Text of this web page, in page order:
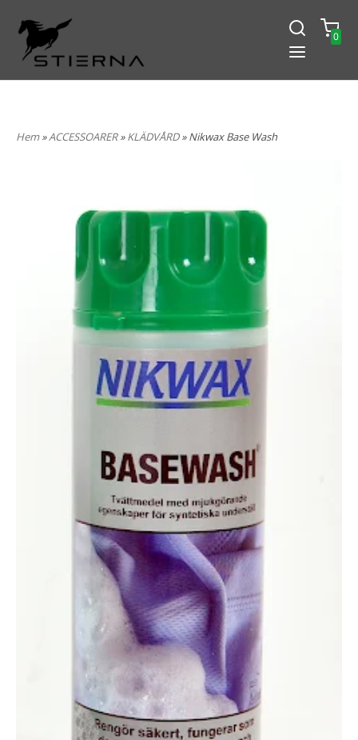
0
Hem»ACCESSOARER»KLÄDVÅRD» Nikwax Base Wash